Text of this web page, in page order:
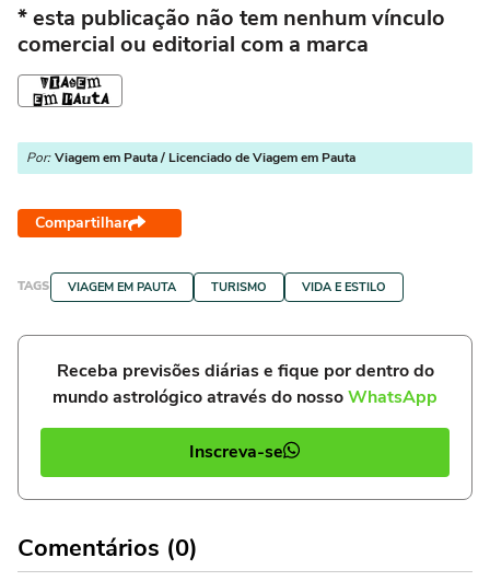
* esta publicação não tem nenhum vínculo
comercial ou editorial com a marca
Por: Viagem em Pauta / Licenciado de Viagem em Pauta
Compartilhar
TAGS VIAGEM EM PAUTA TURISMO VIDA E ESTILO
Receba previsões diárias e fique por dentro do
mundo astrológico através do nossoWhatsApp
Inscreva-se
Comentários (0)